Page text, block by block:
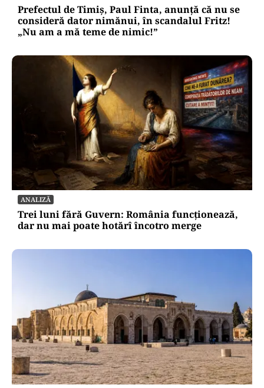
Prefectul de Timiș, Paul Finta, anunță că nu se
consideră dator nimănui, în scandalul Fritz!
„Nu am a mă teme de nimic!”
ANALIZĂ
Trei luni fără Guvern: România funcționează,
dar nu mai poate hotărî încotro merge